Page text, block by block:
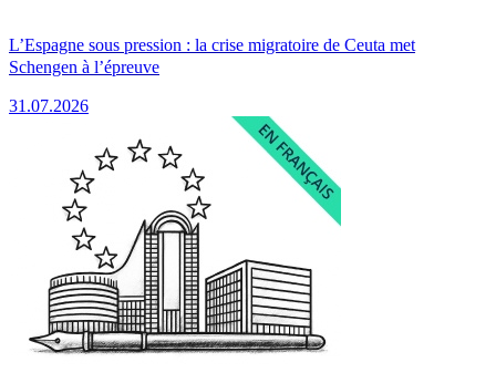
L’Espagne sous pression : la crise migratoire de Ceuta met
Schengen à l’épreuve
31.07.2026